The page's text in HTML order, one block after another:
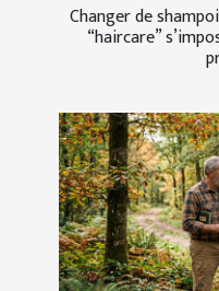
Changer de
“haircare”